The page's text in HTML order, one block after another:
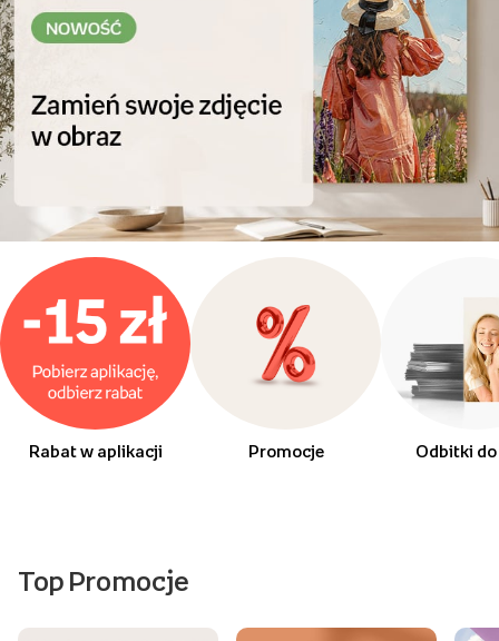
Rabat w aplikacji Promocje Odbitki do
Top Promocje